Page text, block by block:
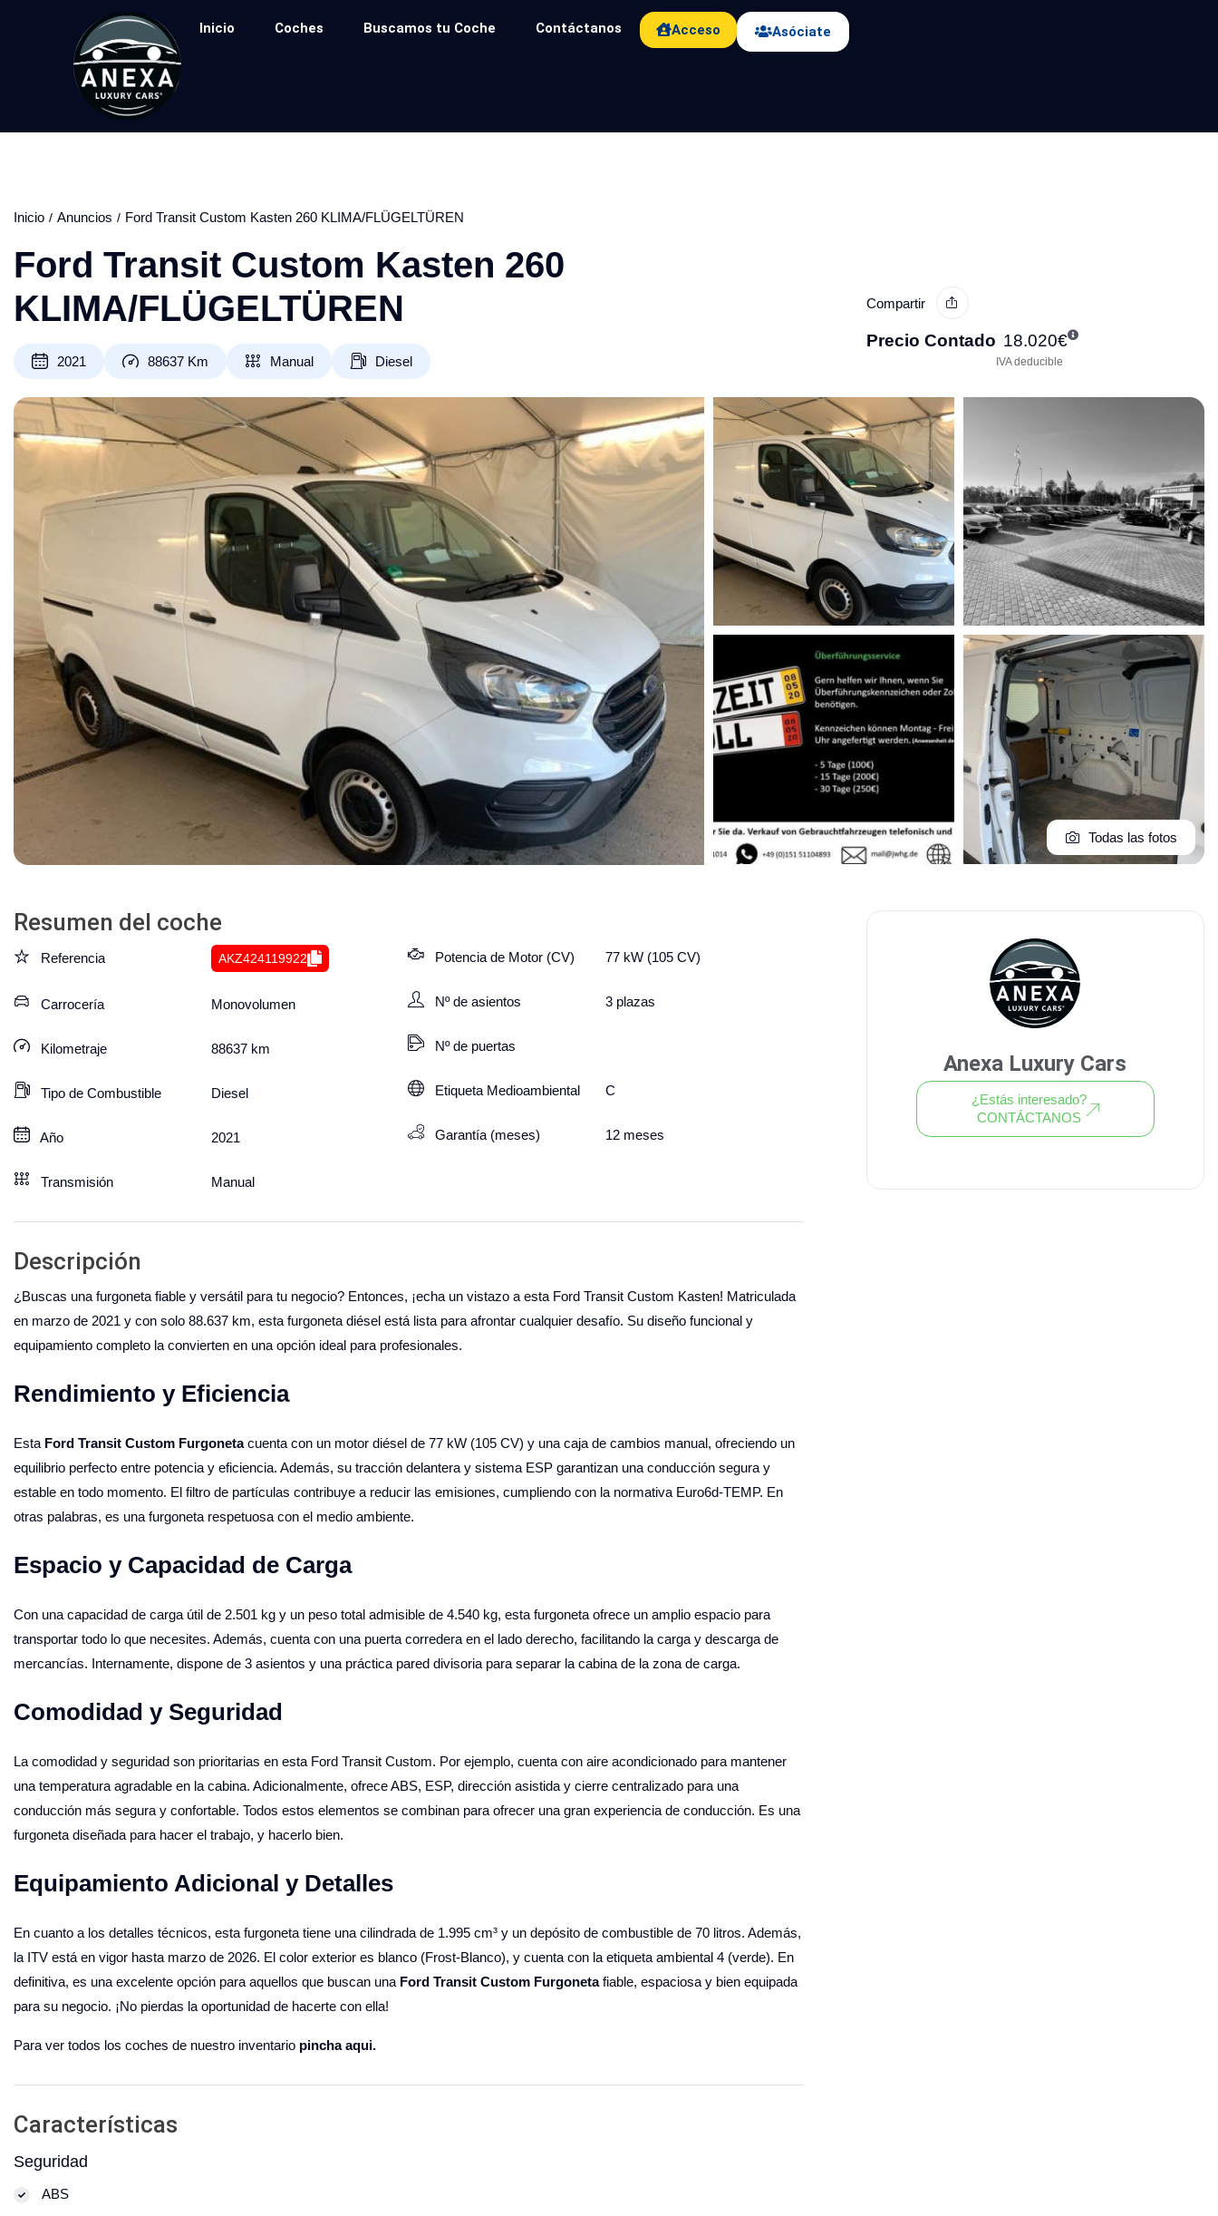
Inicio Coches Buscamos tu Coche Contáctanos Acceso Asóciate
Inicio Anuncios Ford Transit Custom Kasten 260 KLIMA/FLÜGELTÜREN
Ford Transit Custom Kasten 260
KLIMA/FLÜGELTÜREN
2021 88637 Km Manual Diesel
Compartir
Precio Contado 18.020€
IVA deducible
Todas las fotos
Resumen del coche
Referencia AKZ424119922
Carrocería Monovolumen
Kilometraje 88637 km
Tipo de Combustible Diesel
Año 2021
Transmisión Manual
Potencia de Motor (CV) 77 kW (105 CV)
Nº de asientos 3 plazas
Nº de puertas
Etiqueta Medioambiental C
Garantía (meses) 12 meses
Descripción
¿Buscas una furgoneta fiable y versátil para tu negocio? Entonces, ¡echa un vistazo a esta Ford Transit Custom Kasten! Matriculada
en marzo de 2021 y con solo 88.637 km, esta furgoneta diésel está lista para afrontar cualquier desafío. Su diseño funcional y
equipamiento completo la convierten en una opción ideal para profesionales.
Rendimiento y Eficiencia
Esta Ford Transit Custom Furgonetacuenta con un motor diésel de 77 kW (105 CV) y una caja de cambios manual, ofreciendo un
equilibrio perfecto entre potencia y eficiencia. Además, su tracción delantera y sistema ESP garantizan una conducción segura y
estable en todo momento. El filtro de partículas contribuye a reducir las emisiones, cumpliendo con la normativa Euro6d-TEMP. En
otras palabras, es una furgoneta respetuosa con el medio ambiente.
Espacio y Capacidad de Carga
Con una capacidad de carga útil de 2.501 kg y un peso total admisible de 4.540 kg, esta furgoneta ofrece un amplio espacio para
transportar todo lo que necesites. Además, cuenta con una puerta corredera en el lado derecho, facilitando la carga y descarga de
mercancías. Internamente, dispone de 3 asientos y una práctica pared divisoria para separar la cabina de la zona de carga.
Comodidad y Seguridad
La comodidad y seguridad son prioritarias en esta Ford Transit Custom. Por ejemplo, cuenta con aire acondicionado para mantener
una temperatura agradable en la cabina. Adicionalmente, ofrece ABS, ESP, dirección asistida y cierre centralizado para una
conducción más segura y confortable. Todos estos elementos se combinan para ofrecer una gran experiencia de conducción. Es una
furgoneta diseñada para hacer el trabajo, y hacerlo bien.
Equipamiento Adicional y Detalles
En cuanto a los detalles técnicos, esta furgoneta tiene una cilindrada de 1.995 cm³ y un depósito de combustible de 70 litros. Además,
la ITV está en vigor hasta marzo de 2026. El color exterior es blanco (Frost-Blanco), y cuenta con la etiqueta ambiental 4 (verde). En
definitiva, es una excelente opción para aquellos que buscan una Ford Transit Custom Furgonetafiable, espaciosa y bien equipada
para su negocio. ¡No pierdas la oportunidad de hacerte con ella!
Para ver todos los coches de nuestro inventario pincha aqui.
Características
Seguridad
ABS
Anexa Luxury Cars
¿Estás interesado?
CONTÁCTANOS